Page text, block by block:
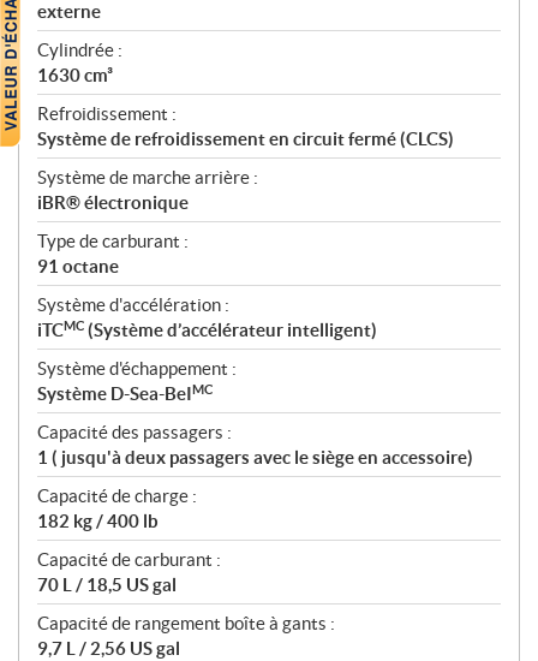
externe
Cylindrée :
1630 cm³
Refroidissement :
Système de refroidissement en circuit fermé (CLCS)
Système de marche arrière :
iBR® électronique
Type de carburant :
91 octane
Système d'accélération :
iTCMC (Système d’accélérateur intelligent)
Système d'échappement :
Système D-Sea-BeIMC
Capacité des passagers :
1 ( jusqu'à deux passagers avec le siège en accessoire)
Capacité de charge :
182 kg / 400 lb
Capacité de carburant :
70 L / 18,5 US gal
Capacité de rangement boîte à gants :
9,7 L / 2,56 US gal